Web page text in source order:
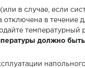
в случае, если
отключена в течение
температурный
должно